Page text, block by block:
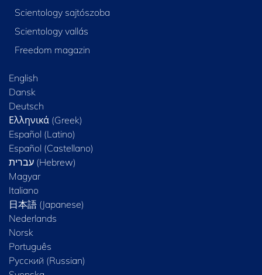
Scientology sajtószoba
Scientology vallás
Freedom magazin
English
Dansk
Deutsch
Ελληνικά (Greek)
Español (Latino)
Español (Castellano)
Magyar
Italiano
日本語 (Japanese)
Nederlands
Norsk
Português
Русский (Russian)